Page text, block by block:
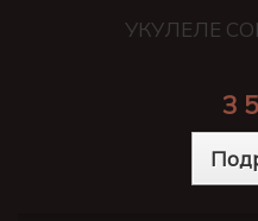
УКУЛЕЛЕ
3